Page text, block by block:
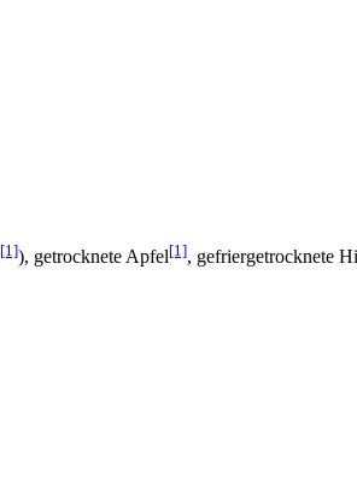
[1]), getrocknete Apfel[1], gefriergetrocknete